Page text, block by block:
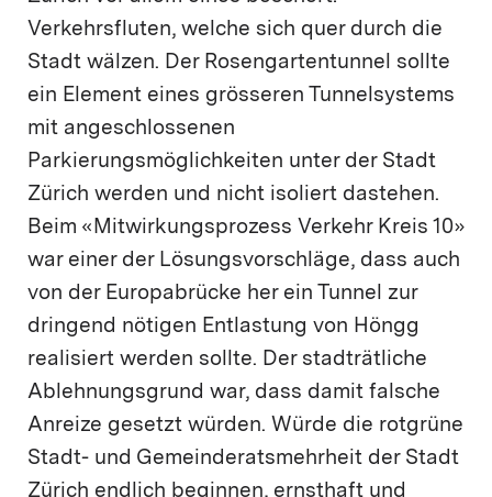
Verkehrsfluten, welche sich quer durch die
Stadt wälzen. Der Rosengartentunnel sollte
ein Element eines grösseren Tunnelsystems
mit angeschlossenen
Parkierungsmöglichkeiten unter der Stadt
Zürich werden und nicht isoliert dastehen.
Beim «Mitwirkungsprozess Verkehr Kreis 10»
war einer der Lösungsvorschläge, dass auch
von der Europabrücke her ein Tunnel zur
dringend nötigen Entlastung von Höngg
realisiert werden sollte. Der stadträtliche
Ablehnungsgrund war, dass damit falsche
Anreize gesetzt würden. Würde die rotgrüne
Stadt- und Gemeinderatsmehrheit der Stadt
Zürich endlich beginnen, ernsthaft und